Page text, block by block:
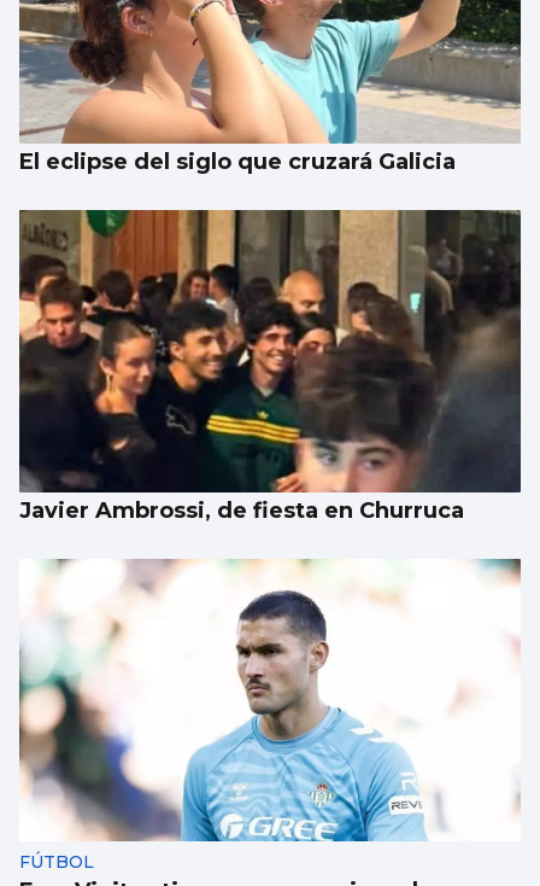
Se agrava la situación en Ceuta para
reubicar a los menores inmigrantes
El eclipse del siglo que cruzará Galicia
Javier Ambrossi, de fiesta en Churruca
FÚTBOL